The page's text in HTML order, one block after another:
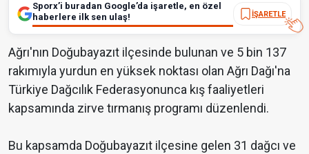
Sporx’i buradan Google’da işaretle, en özel
haberlere ilk sen ulaş!
İŞARETLE
Ağrı'nın Doğubayazıt ilçesinde bulunan ve 5 bin 137
rakımıyla yurdun en yüksek noktası olan Ağrı Dağı'na
Türkiye Dağcılık Federasyonunca kış faaliyetleri
kapsamında zirve tırmanış programı düzenlendi.
Bu kapsamda Doğubayazıt ilçesine gelen 31 dağcı ve